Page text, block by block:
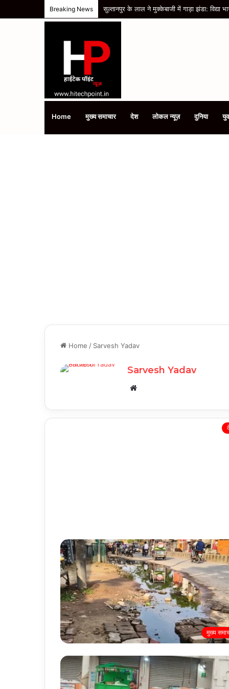
Breaking News सुल्तानपुर के लाल ने मुक्केबाजी में गाड़ा झंडा: विद्या
Home मुख्य समाचार देश लोकल न्यूज़ दुनिया
Home / Sarvesh Yadav
Sarvesh Yadav
Website
मुख्य